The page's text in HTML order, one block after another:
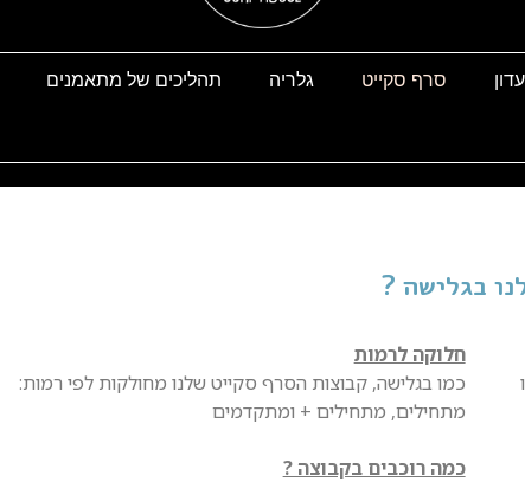
סרף סקייט גלריה תהליכים של מתאמנים
בגלישה ?
חלוקה לרמות
כמו בגלישה, קבוצות הסרף סקייט שלנו מחולקות לפי רמות:
מתחילים, מתחילים + ומתקדמים
כמה רוכבים בקבוצה ?